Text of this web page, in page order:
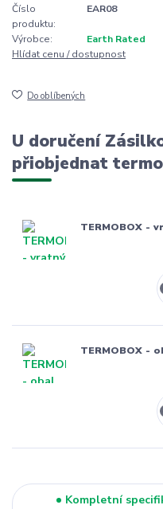
Číslo
produktu:
EAR08
Výrobce:
Earth Rated
Hlídat cenu / dostupnost
Do oblíbených
U doručení
přiobjednat
TERMOBOX -
TERMOBOX -
Kompletní